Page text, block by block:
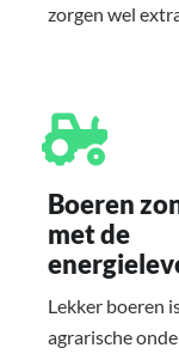
zorgen wel
Boeren
met de
Lekker boeren
agrarische